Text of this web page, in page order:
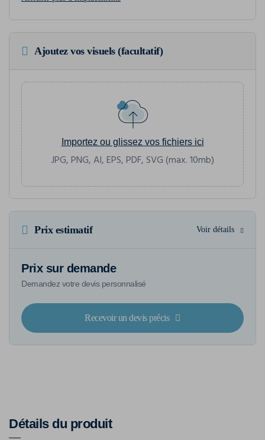
Ajoutez vos visuels (facultatif)
Importez ou glissez vos fichiers ici
JPG, PNG, AI, EPS, PDF, SVG (max. 10mb)
Prix estimatif Voir détails
Prix sur demande
Demandez votre devis personnalisé
Recevoir un devis précis
Détails du produit